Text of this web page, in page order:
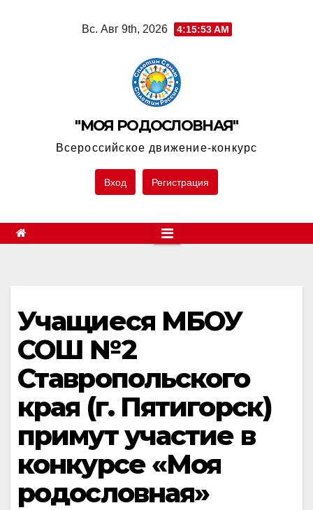
Вс. Авг 9th, 2026 4:15:53 AM
"МОЯ РОДОСЛОВНАЯ"
Всероссийское движение-конкурс
Вход Регистрация
Учащиеся МБОУ
СОШ №2
Ставропольского
края (г. Пятигорск)
примут участие в
конкурсе «Моя
родословная»